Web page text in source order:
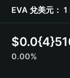
Português
हिन्दी
EVA 兌美元： 1
$
0.00%